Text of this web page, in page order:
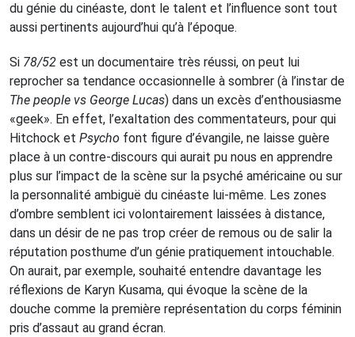
du génie du cinéaste, dont le talent et l’influence sont tout
aussi pertinents aujourd’hui qu’à l’époque.
Si 78/52 est un documentaire très réussi, on peut lui
reprocher sa tendance occasionnelle à sombrer (à l’instar de
The people vs George Lucas) dans un excès d’enthousiasme
«geek». En effet, l’exaltation des commentateurs, pour qui
Hitchock et Psycho font figure d’évangile, ne laisse guère
place à un contre-discours qui aurait pu nous en apprendre
plus sur l’impact de la scène sur la psyché américaine ou sur
la personnalité ambiguë du cinéaste lui-même. Les zones
d’ombre semblent ici volontairement laissées à distance,
dans un désir de ne pas trop créer de remous ou de salir la
réputation posthume d’un génie pratiquement intouchable.
On aurait, par exemple, souhaité entendre davantage les
réflexions de Karyn Kusama, qui évoque la scène de la
douche comme la première représentation du corps féminin
pris d’assaut au grand écran.